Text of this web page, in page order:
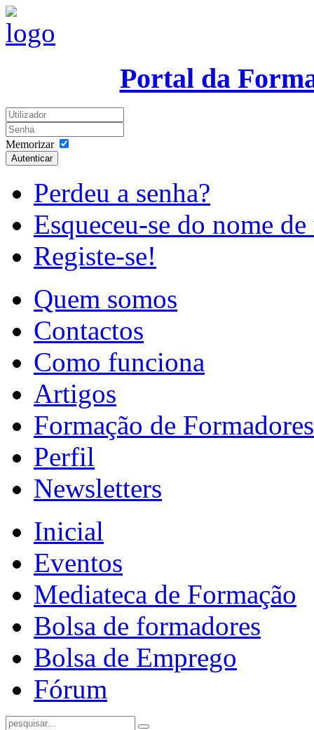
Portal da
Memorizar
Autenticar
Perdeu a senha?
Esqueceu-se do nome
Registe-se!
Quem somos
Contactos
Como funciona
Artigos
Formação de Formadores
Perfil
Newsletters
Inicial
Eventos
Mediateca de Formação
Bolsa de formadores
Bolsa de Emprego
Fórum